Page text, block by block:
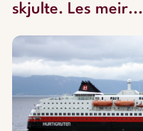
skjulte. Les meir...